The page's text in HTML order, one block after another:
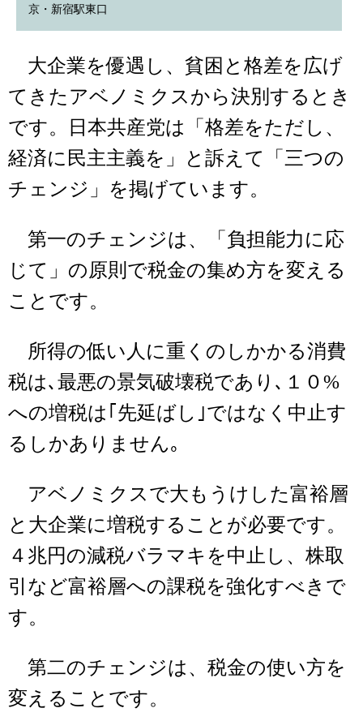
京・新宿駅東口
大企業を優遇し、貧困と格差を広げ
てきたアベノミクスから決別するとき
です。日本共産党は「格差をただし、
経済に民主主義を」と訴えて「三つの
チェンジ」を掲げています。
第一のチェンジは、「負担能力に応
じて」の原則で税金の集め方を変える
ことです。
所得の低い人に重くのしかかる消費
税は､最悪の景気破壊税であり､１０%
への増税は｢先延ばし｣ではなく中止す
るしかありません｡
アベノミクスで大もうけした富裕層
と大企業に増税することが必要です。
４兆円の減税バラマキを中止し、株取
引など富裕層への課税を強化すべきで
す。
第二のチェンジは、税金の使い方を
変えることです。